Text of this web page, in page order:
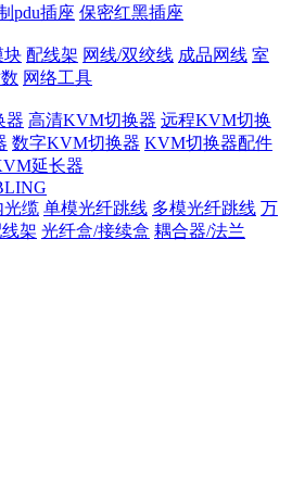
pdu插座 保密红黑插座
块 配线架 网线/双绞线 成品网线 室
网络工具
器 高清KVM切换器 远程KVM切换
数字KVM切换器 KVM切换器配件
延长器
光缆 单模光纤跳线 多模光纤跳线 万
架 光纤盒/接续盒 耦合器/法兰